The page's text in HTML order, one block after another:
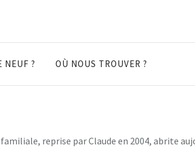
NEUF ? OÙ NOUS TROUVER ?
reprise par Claude en 2004, abrite